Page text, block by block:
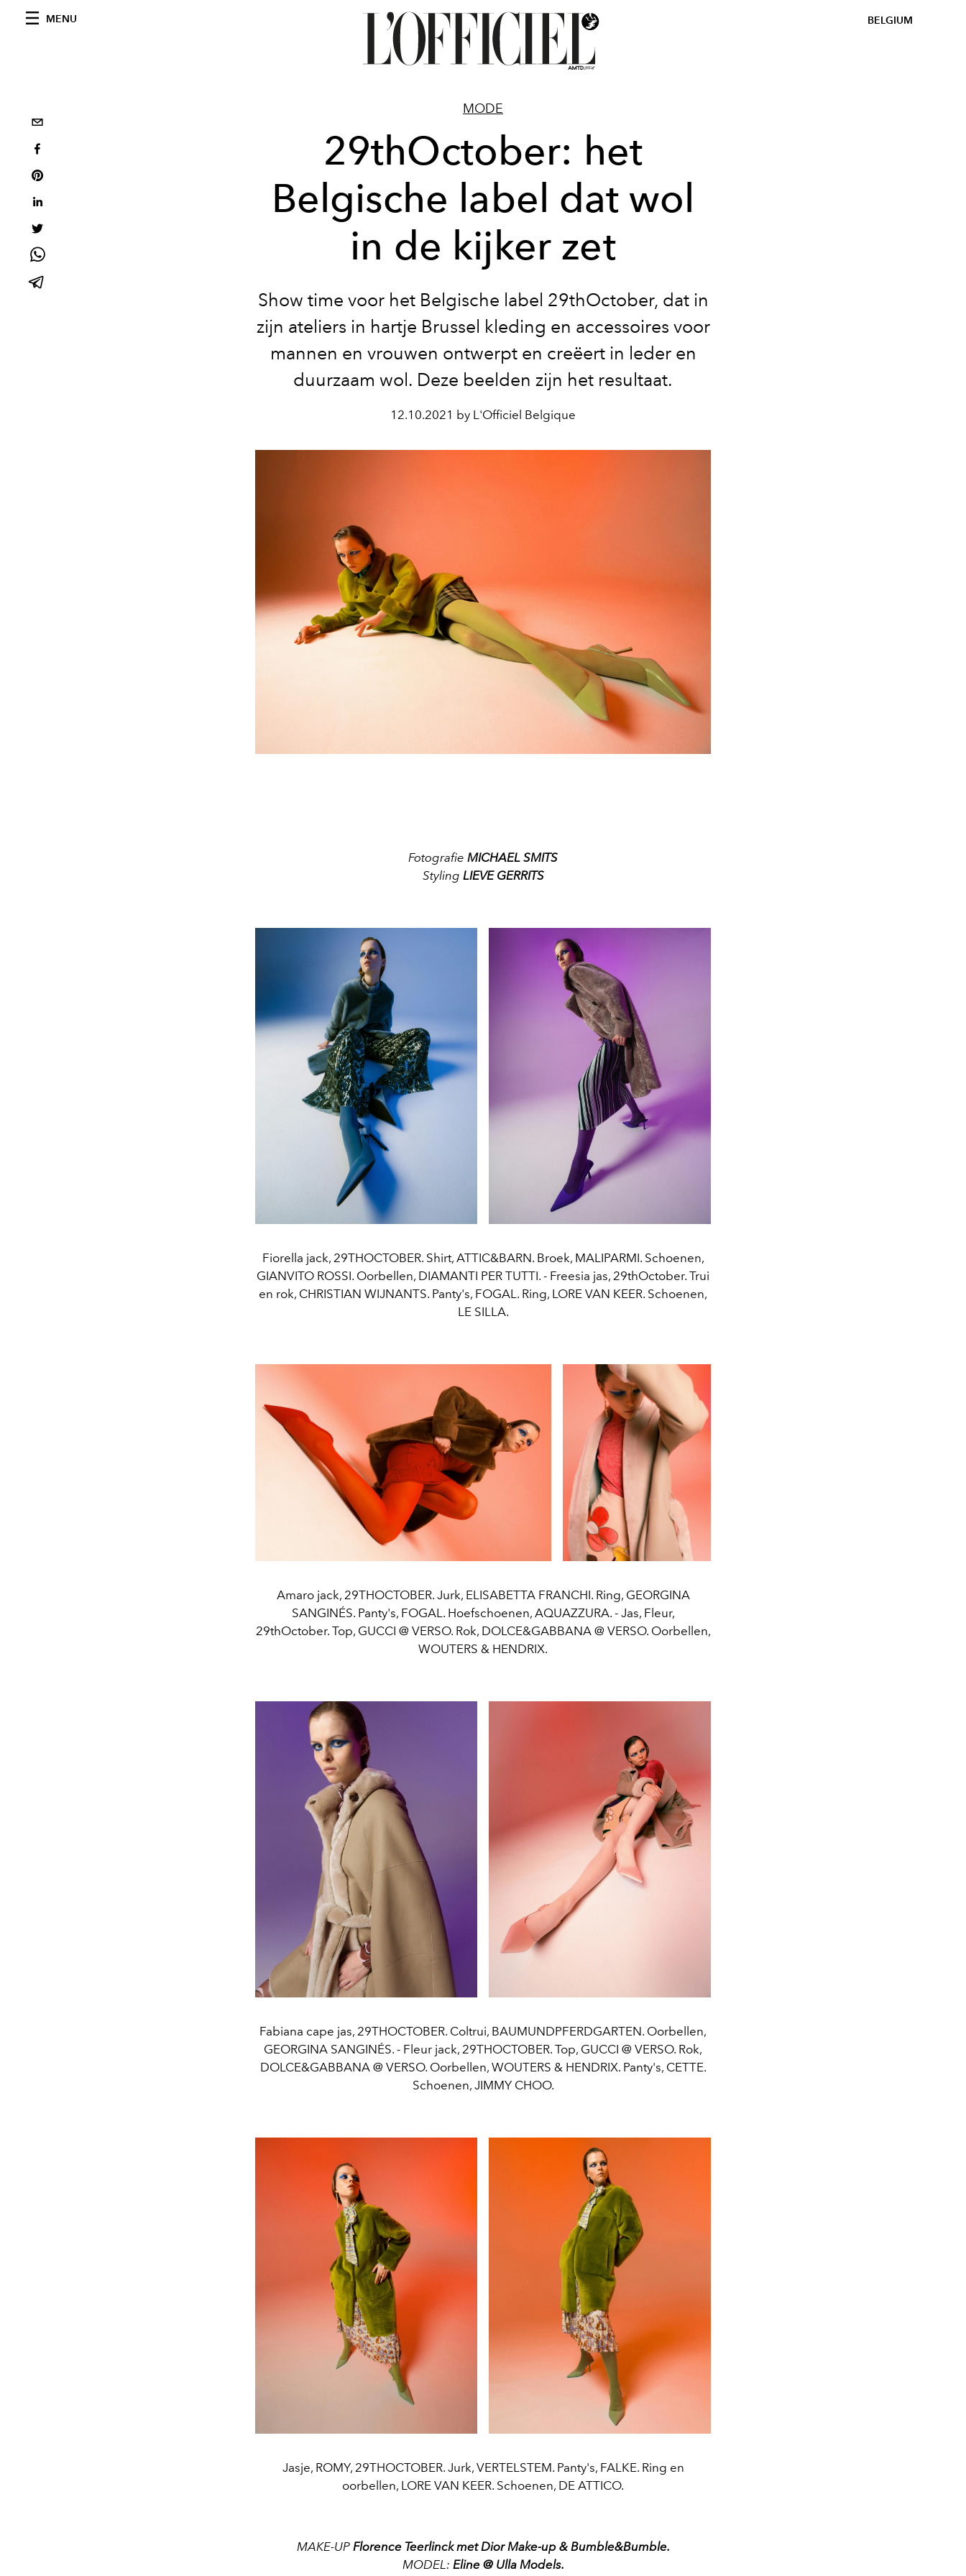
MENU BELGIUM
MODE
29thOctober: het
Belgische label dat wol
in de kijker zet
Show time voor het Belgische label 29thOctober, dat in
zijn ateliers in hartje Brussel kleding en accessoires voor
mannen en vrouwen ontwerpt en creëert in leder en
duurzaam wol. Deze beelden zijn het resultaat.
12.10.2021 by L'Officiel Belgique
Fotografie MICHAEL SMITS
Styling LIEVE GERRITS
Fiorella jack, 29THOCTOBER. Shirt, ATTIC&BARN. Broek, MALIPARMI. Schoenen,
GIANVITO ROSSI. Oorbellen, DIAMANTI PER TUTTI. - Freesia jas, 29thOctober. Trui
en rok, CHRISTIAN WIJNANTS. Panty's, FOGAL. Ring, LORE VAN KEER. Schoenen,
LE SILLA.
Amaro jack, 29THOCTOBER. Jurk, ELISABETTA FRANCHI. Ring, GEORGINA
SANGINÉS. Panty's, FOGAL. Hoefschoenen, AQUAZZURA. - Jas, Fleur,
29thOctober. Top, GUCCI @ VERSO. Rok, DOLCE&GABBANA @ VERSO. Oorbellen,
WOUTERS & HENDRIX.
Fabiana cape jas, 29THOCTOBER. Coltrui, BAUMUNDPFERDGARTEN. Oorbellen,
GEORGINA SANGINÉS. - Fleur jack, 29THOCTOBER. Top, GUCCI @ VERSO. Rok,
DOLCE&GABBANA @ VERSO. Oorbellen, WOUTERS & HENDRIX. Panty's, CETTE.
Schoenen, JIMMY CHOO.
Jasje, ROMY, 29THOCTOBER. Jurk, VERTELSTEM. Panty's, FALKE. Ring en
oorbellen, LORE VAN KEER. Schoenen, DE ATTICO.
MAKE-UP Florence Teerlinck met Dior Make-up & Bumble&Bumble.
MODEL: Eline @ Ulla Models.